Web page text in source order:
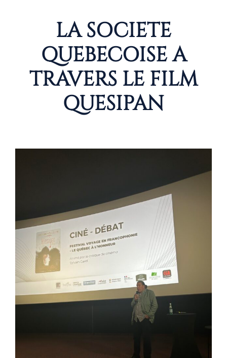
LA SOCIETE
QUEBECOISE A
TRAVERS LE FILM
QUESIPAN